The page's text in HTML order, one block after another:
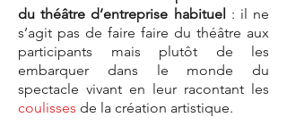
du théâtre d’entreprise habituel : il ne
s’agit pas de faire faire du théâtre aux
participants mais plutôt de les
embarquer dans le monde du
spectacle vivant en leur racontant les
coulisses de la création artistique.